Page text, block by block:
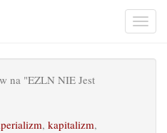
na "EZLN NIE Jest
, kapitalizm,